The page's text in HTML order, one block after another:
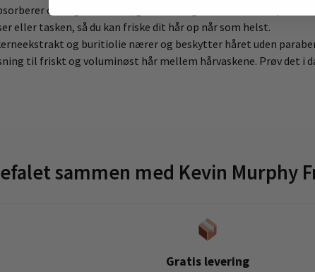
olie og urenheder, giver rent og voluminøst hår på få
eller tasken, så du kan friske dit hår op når som helst.
og buritiolie nærer og beskytter håret uden
til friskt og voluminøst hår mellem hårvaskene. Prøv det i
sammen med Kevin Murphy
Gratis levering